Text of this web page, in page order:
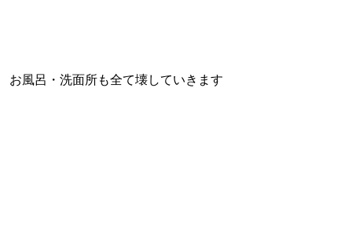
お風呂・洗面所も全て壊していきます